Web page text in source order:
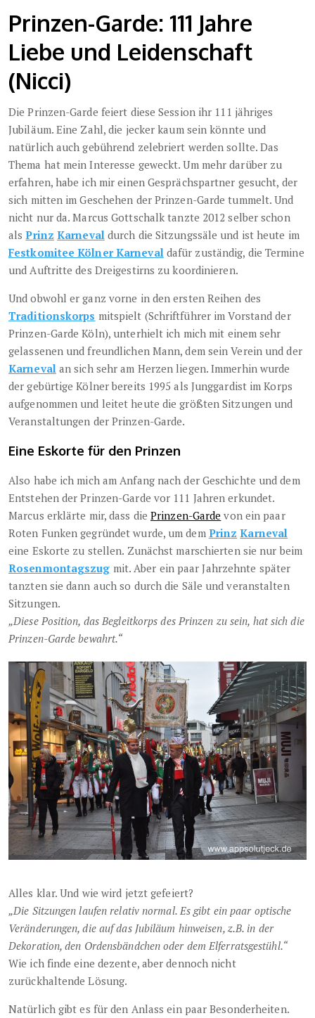
Prinzen-Garde: 111 Jahre
Liebe und Leidenschaft
(Nicci)
Die Prinzen-Garde feiert diese Session ihr 111 jähriges
Jubiläum. Eine Zahl, die jecker kaum sein könnte und
natürlich auch gebührend zelebriert werden sollte. Das
Thema hat mein Interesse geweckt. Um mehr darüber zu
erfahren, habe ich mir einen Gesprächspartner gesucht, der
sich mitten im Geschehen der Prinzen-Garde tummelt. Und
nicht nur da. Marcus Gottschalk tanzte 2012 selber schon
alsPrinz Karnevaldurch die Sitzungssäle und ist heute im
Festkomitee Kölner Karnevaldafür zuständig, die Termine
und Auftritte des Dreigestirns zu koordinieren.
Und obwohl er ganz vorne in den ersten Reihen des
Traditionskorps mitspielt (Schriftführer im Vorstand der
Prinzen-Garde Köln), unterhielt ich mich mit einem sehr
gelassenen und freundlichen Mann, dem sein Verein und der
Karnevalan sich sehr am Herzen liegen. Immerhin wurde
der gebürtige Kölner bereits 1995 als Junggardist im Korps
aufgenommen und leitet heute die größten Sitzungen und
Veranstaltungen der Prinzen-Garde.
Eine Eskorte für den Prinzen
Also habe ich mich am Anfang nach der Geschichte und dem
Entstehen der Prinzen-Garde vor 111 Jahren erkundet.
Marcus erklärte mir, dass diePrinzen-Garde von ein paar
Roten Funken gegründet wurde, um dem Prinz Karneval
eine Eskorte zu stellen. Zunächst marschierten sie nur beim
Rosenmontagszug mit. Aber ein paar Jahrzehnte später
tanzten sie dann auch so durch die Säle und veranstalten
Sitzungen.
„Diese Position, das Begleitkorps des Prinzen zu sein, hat sich die
Prinzen-Garde bewahrt.“
Alles klar. Und wie wird jetzt gefeiert?
„Die Sitzungen laufen relativ normal. Es gibt ein paar optische
Veränderungen, die auf das Jubiläum hinweisen, z.B. in der
Dekoration, den Ordensbändchen oder dem Elferratsgestühl.“
Wie ich finde eine dezente, aber dennoch nicht
zurückhaltende Lösung.
Natürlich gibt es für den Anlass ein paar Besonderheiten.